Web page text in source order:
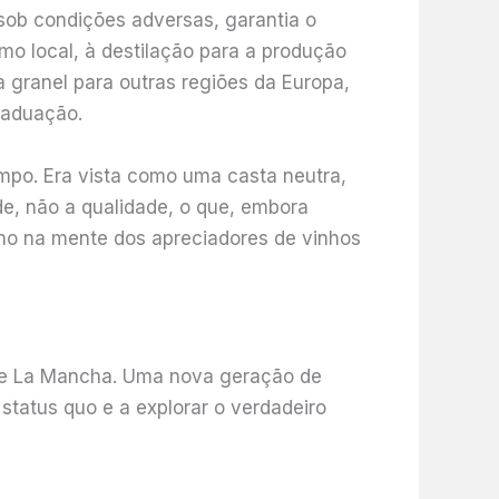
condições adversas, garantia o
local, à destilação para a produção
para outras regiões da Europa,
Era vista como uma casta neutra,
não a qualidade, o que, embora
na mente dos apreciadores de vinhos
La Mancha. Uma nova geração de
quo e a explorar o verdadeiro